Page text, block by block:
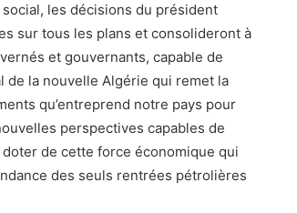
les décisions du président
sur tous les plans et consolideront à
et gouvernants, capable de
de la nouvelle Algérie qui remet la
qu’entreprend notre pays pour
perspectives capables de
de cette force économique qui
des seuls rentrées pétrolières